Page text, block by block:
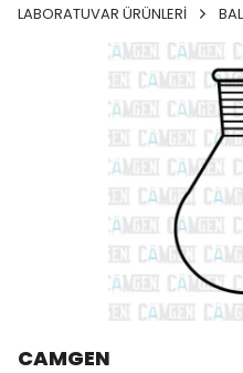
LABORATUVAR ÜRÜNLERİ
CAMGEN